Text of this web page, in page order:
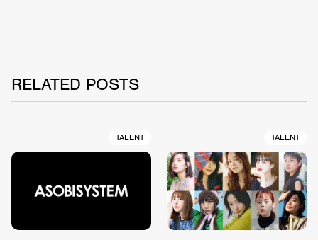
RELATED POSTS
TALENT TALENT